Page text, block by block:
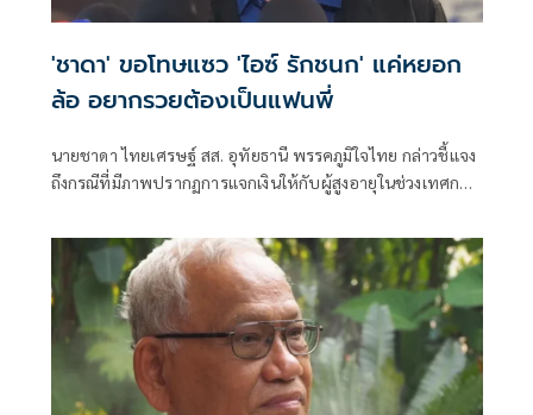
'ชาดา' ขอโทษแซว 'ไอซ์ รักชนก' แค่หยอก
ล้อ อยากรวยต้องเป็นแฟนพี่
นายชาดา ไทยเศรษฐ์ สส. อุทัยธานี พรรคภูมิใจไทย กล่าวชี้แจง
ถึงกรณีที่มีภาพปรากฏการแจกเงินให้กับผู้สูงอายุในช่วงเทศกาล
เป็นธรรมเนียมของไทย ในช่วงที่เศรษฐกิจไม่ดี แล้วตนก็แจก
แบบนี้มาตั้งแต่นานแล้วแต่ช่วงที่การเลือกตั้ง ไม่เคยมีการแจก
และการมาแจกช่วงนี้ก็ไม่ได้มีผลต่อการเลือกตั้งแล้ว